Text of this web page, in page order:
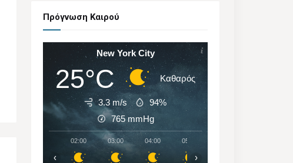
Πρόγνωση Καιρού
New York City
25°C Καθαρός
3.3 m/s
94%
765 mmHg
02:00 03:00 04:00 05:00
‹ ›